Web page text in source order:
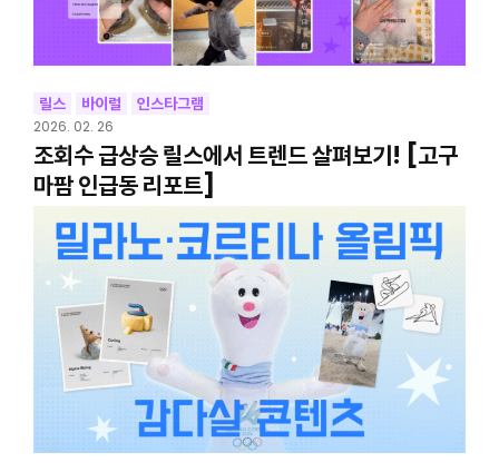
릴스 바이럴 인스타그램
2026. 02. 26
조회수 급상승 릴스에서 트렌드 살펴보기! [고구
마팜 인급동 리포트]